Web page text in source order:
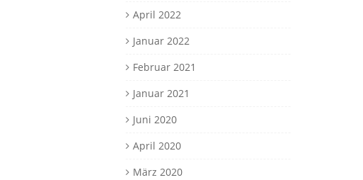
April 2022
Januar 2022
Februar 2021
Januar 2021
Juni 2020
April 2020
März 2020